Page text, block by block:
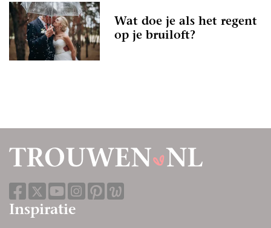
Wat doe je als het regent
op je bruiloft?
Inspiratie